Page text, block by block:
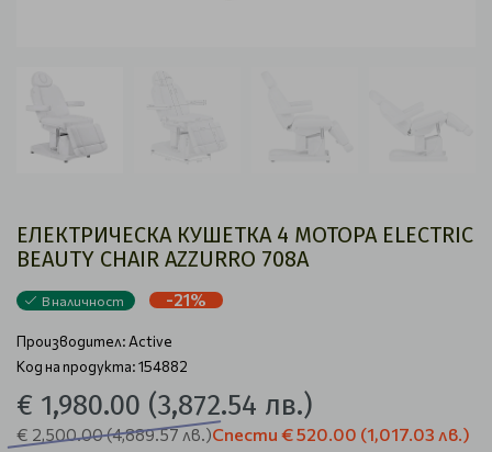
ЕЛЕКТРИЧЕСКА КУШЕТКА 4 МОТОРА ELECTRIC
BEAUTY CHAIR AZZURRO 708A
В наличност -21%
Производител: Active
Код на продукта: 154882
€ 1,980.00 (3,872.54 лв.)
€ 2,500.00(4,889.57 лв.)Спести € 520.00 (1,017.03 лв.)